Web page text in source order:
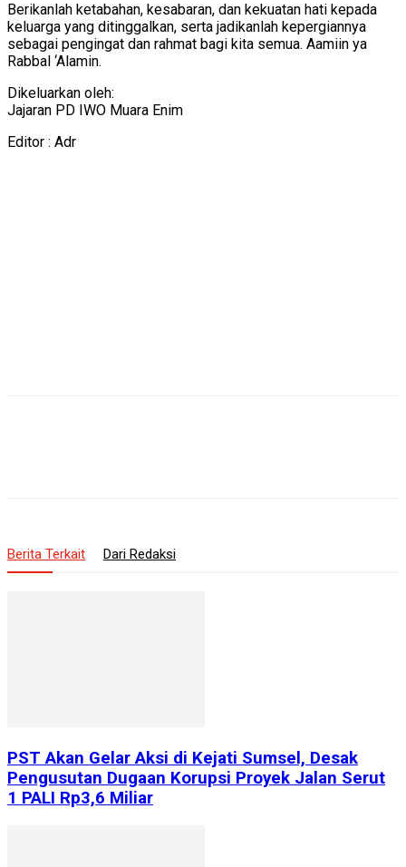
Berikanlah ketabahan, kesabaran, dan kekuatan hati kepada
keluarga yang ditinggalkan, serta jadikanlah kepergiannya
sebagai pengingat dan rahmat bagi kita semua. Aamiin ya
Rabbal ‘Alamin.
Dikeluarkan oleh:
Jajaran PD IWO Muara Enim
Editor : Adr
Berita Terkait Dari Redaksi
PST Akan Gelar Aksi di Kejati Sumsel, Desak
Pengusutan Dugaan Korupsi Proyek Jalan Serut
1 PALI Rp3,6 Miliar